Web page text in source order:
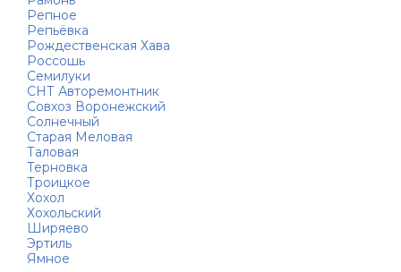
Репное
Репьёвка
Рождественская Хава
Россошь
Семилуки
СНТ Авторемонтник
Совхоз Воронежский
Солнечный
Старая Меловая
Таловая
Терновка
Троицкое
Хохол
Хохольский
Ширяево
Эртиль
Ямное